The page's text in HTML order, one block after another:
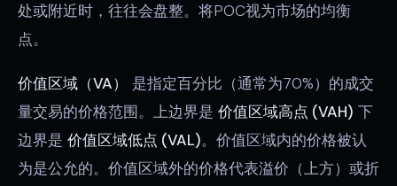
处或附近时，往往会盘整。将POC视为市场的均衡
点。
价值区域（VA）
是指定百分比（通常为70%）的成交
量交易的价格范围。上边界是 价值区域高点 (VAH) 下
边界是 价值区域低点 (VAL)。价值区域内的价格被认
为是公允的。价值区域外的价格代表溢价（上方）或折